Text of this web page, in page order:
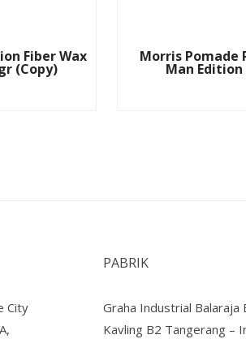
Fiber Wax
(Copy)
Morris Pomade
Man
City
PABRIK
Graha Industrial Balaraja
Kavling B2 Tangerang –